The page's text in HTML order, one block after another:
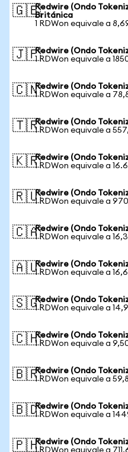
🇬🇧Redwire (Ondo
Británica
1 RDWon equivale a
🇯🇵Redwire (Ondo
1 RDWon equivale a
🇨🇳Redwire (Ondo
1 RDWon equivale a
🇹🇷Redwire (Ondo
1 RDWon equivale a
🇰🇷Redwire (Ondo
1 RDWon equivale a
🇷🇺Redwire (Ondo
1 RDWon equivale a
🇨🇦Redwire (Ondo
1 RDWon equivale a
🇦🇺Redwire (Ondo
1 RDWon equivale a
🇸🇬Redwire (Ondo
1 RDWon equivale a
🇨🇭Redwire (Ondo
1 RDWon equivale a
🇧🇷Redwire (Ondo
1 RDWon equivale a
🇧🇩Redwire (Ondo
1 RDWon equivale a
🇵🇭Redwire (Ondo
1 RDWon equivale a